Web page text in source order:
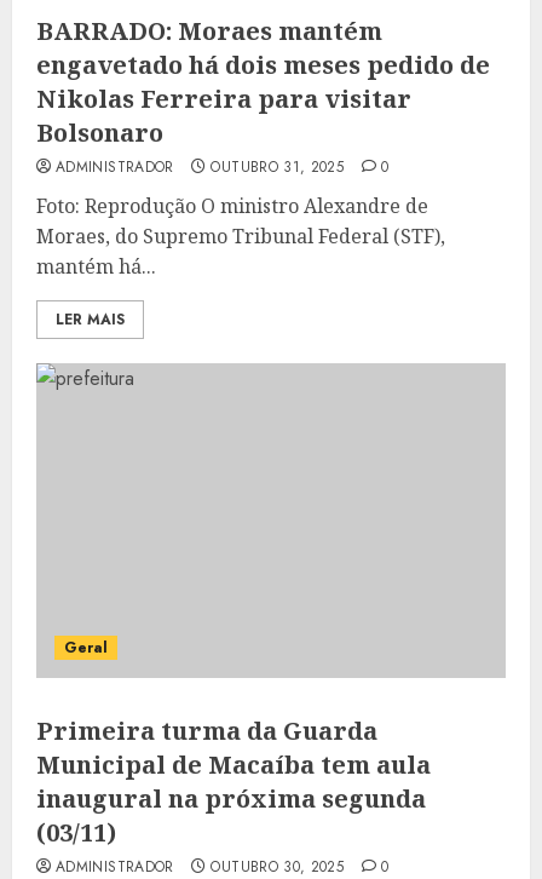
BARRADO: Moraes mantém
engavetado há dois meses pedido de
Nikolas Ferreira para visitar
Bolsonaro
ADMINISTRADOR OUTUBRO 31, 2025 0
Foto: Reprodução O ministro Alexandre de
Moraes, do Supremo Tribunal Federal (STF),
mantém há...
LER MAIS
Geral
Primeira turma da Guarda
Municipal de Macaíba tem aula
inaugural na próxima segunda
(03/11)
ADMINISTRADOR OUTUBRO 30, 2025 0